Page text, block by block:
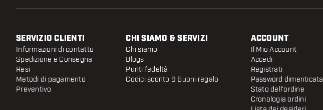
SERVIZIO CLIENTI
Informazioni di contatto
Spedizione e Consegna
Resi
Metodi di pagamento
Preventivo
CHI SIAMO & SERVIZI
Chi siamo
Blogs
Punti fedeltà
Codici sconto & Buoni regalo
ACCOUNT
Il Mio Account
Accedi
Registrati
Password dimenticata
Stato dell'ordine
Cronologia ordini